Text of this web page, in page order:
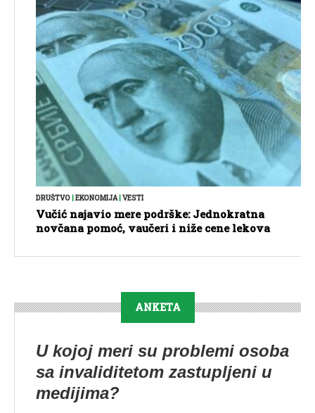
DRUŠTVO|EKONOMIJA|VESTI
Vučić najavio mere podrške: Jednokratna
novčana pomoć, vaučeri i niže cene lekova
ANKETA
U kojoj meri su problemi osoba
sa invaliditetom zastupljeni u
medijima?